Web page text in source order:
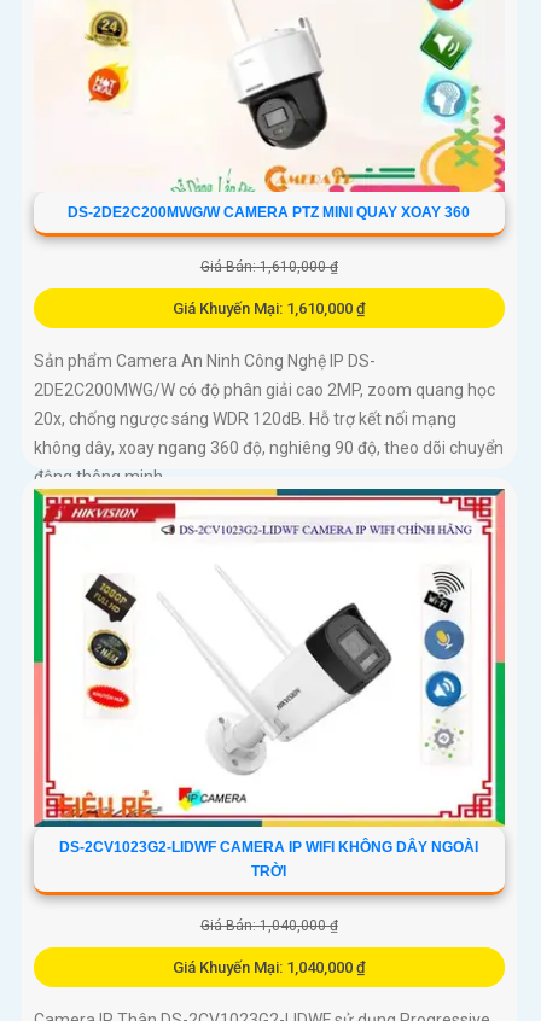
DS-2DE2C200MWG/W CAMERA PTZ MINI QUAY XOAY 360
Giá Bán: 1,610,000 ₫
Giá Khuyến Mại: 1,610,000 ₫
Sản phẩm Camera An Ninh Công Nghệ IP DS-
2DE2C200MWG/W có độ phân giải cao 2MP, zoom quang học
20x, chống ngược sáng WDR 120dB. Hỗ trợ kết nối mạng
không dây, xoay ngang 360 độ, nghiêng 90 độ, theo dõi chuyển
động thông minh
DS-2CV1023G2-LIDWF CAMERA IP WIFI KHÔNG DÂY NGOÀI
TRỜI
Giá Bán: 1,040,000 ₫
Giá Khuyến Mại: 1,040,000 ₫